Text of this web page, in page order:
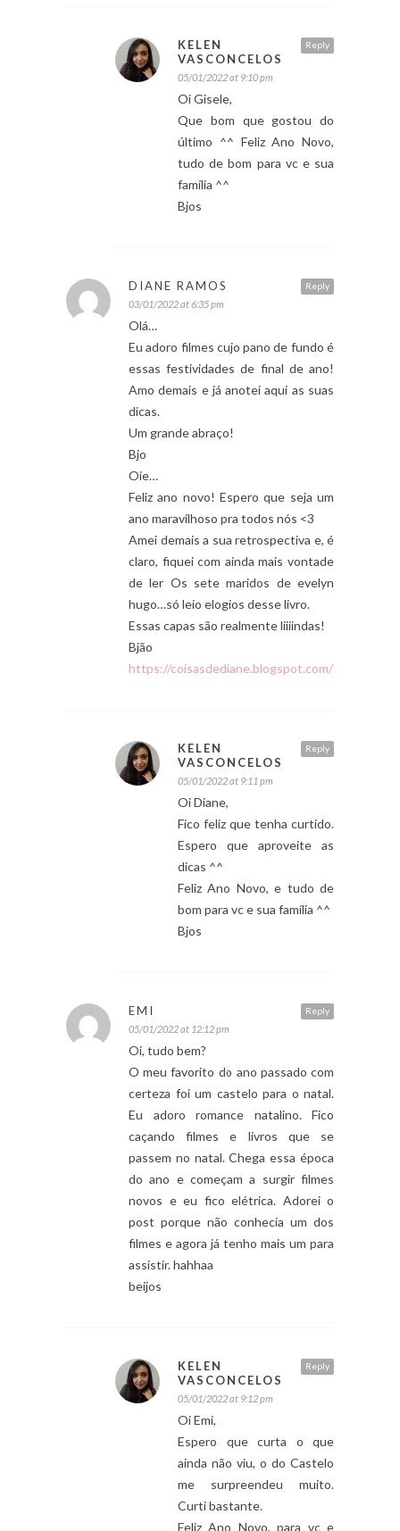
Reply
KELEN
VASCONCELOS
05/01/2022 at 9:10 pm
Oi Gisele,
Que bom que gostou do
último ^^ Feliz Ano Novo,
tudo de bom para vc e sua
família ^^
Bjos
Reply
DIANE RAMOS
03/01/2022 at 6:35 pm
Olá…
Eu adoro filmes cujo pano de fundo é
essas festividades de final de ano!
Amo demais e já anotei aqui as suas
dicas.
Um grande abraço!
Bjo
Oie…
Feliz ano novo! Espero que seja um
ano maravilhoso pra todos nós <3
Amei demais a sua retrospectiva e, é
claro, fiquei com ainda mais vontade
de ler Os sete maridos de evelyn
hugo…só leio elogios desse livro.
Essas capas são realmente liiiindas!
Bjão
https://coisasdediane.blogspot.com/
Reply
KELEN
VASCONCELOS
05/01/2022 at 9:11 pm
Oi Diane,
Fico feliz que tenha curtido.
Espero que aproveite as
dicas ^^
Feliz Ano Novo, e tudo de
bom para vc e sua família ^^
Bjos
Reply
EMI
05/01/2022 at 12:12 pm
Oi, tudo bem?
O meu favorito do ano passado com
certeza foi um castelo para o natal.
Eu adoro romance natalino. Fico
caçando filmes e livros que se
passem no natal. Chega essa época
do ano e começam a surgir filmes
novos e eu fico elétrica. Adorei o
post porque não conhecia um dos
filmes e agora já tenho mais um para
assistir. hahhaa
beijos
Reply
KELEN
VASCONCELOS
05/01/2022 at 9:12 pm
Oi Emi,
Espero que curta o que
ainda não viu, o do Castelo
me surpreendeu muito.
Curti bastante.
Feliz Ano Novo, para vc e